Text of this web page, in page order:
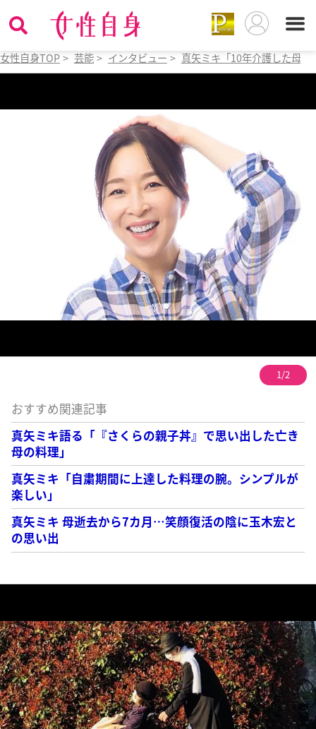
女性自身TOP > 芸能 > インタビュー > 真矢ミキ「10年介護した母
1/2
おすすめ関連記事
真矢ミキ語る「『さくらの親子丼』で思い出した亡き
母の料理」
真矢ミキ「自粛期間に上達した料理の腕。シンプルが
楽しい」
真矢ミキ 母逝去から7カ月…笑顔復活の陰に玉木宏と
の思い出